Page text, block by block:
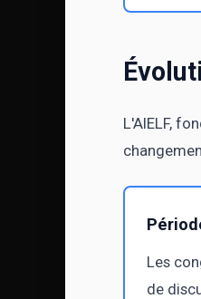
L'AIELF,
Les
de